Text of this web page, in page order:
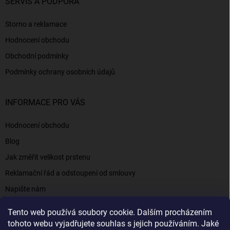
Tento web používá soubory cookie. Dalším procházením
tohoto webu vyjadřujete souhlas s jejich používáním. Jaké
Storno a reklamace
Hodnocení obchodu
Obchodní podmínky
Podmínky ochrany osobních údajů
INFORMACE PRO VÁS
Hodnocení obchodu
Blog
Jak změřit velikost prstenu
Reklamační řád a odstoupení od smlouvy
Napište nám